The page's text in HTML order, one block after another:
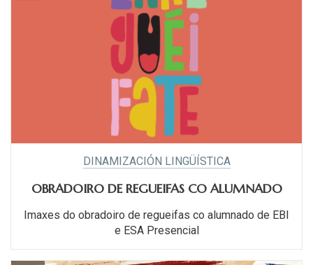
DINAMIZACIÓN LINGÜÍSTICA
OBRADOIRO DE REGUEIFAS CO ALUMNADO
Imaxes do obradoiro de regueifas co alumnado de EBI
e ESA Presencial